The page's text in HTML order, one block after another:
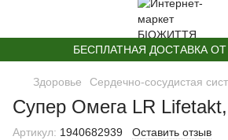
БЕСПЛАТНАЯ ДОСТАВКА ОТ
Здоровье Сердечно-сосудистая
Супер Омега LR
Артикул: 1940682939 Оставить отзыв